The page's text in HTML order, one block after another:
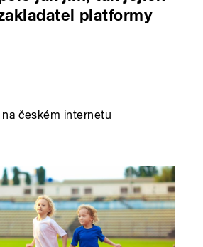
platformy
českém internetu